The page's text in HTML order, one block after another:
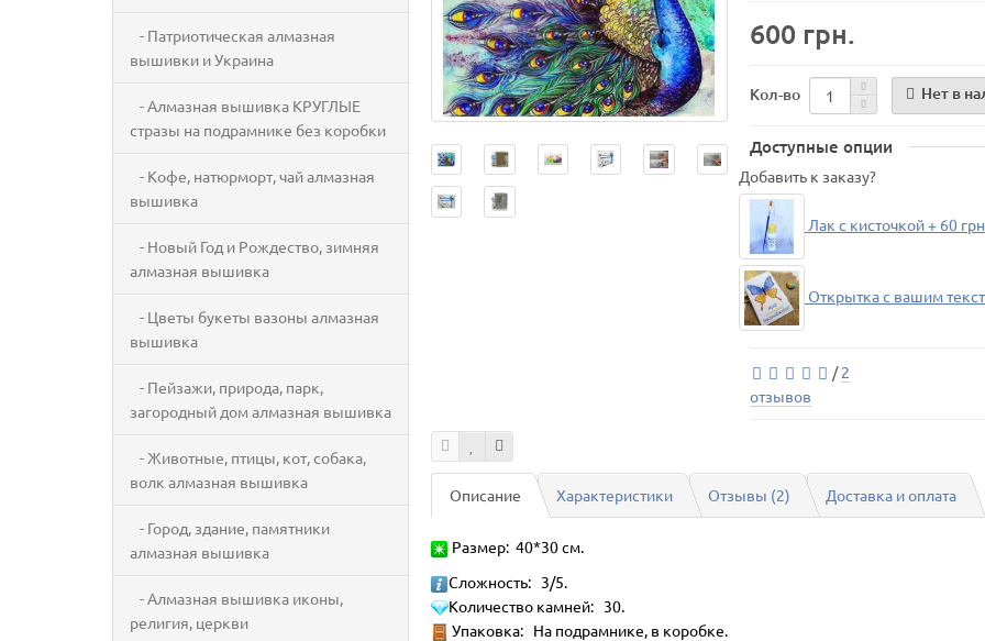
- Патриотическая алмазная
вышивки и Украина
- Алмазная вышивка КРУГЛЫЕ
стразы на подрамнике без коробки
- Кофе, натюрморт, чай алмазная
вышивка
- Новый Год и Рождество, зимняя
алмазная вышивка
- Цветы букеты вазоны алмазная
вышивка
- Пейзажи, природа, парк,
загородный дом алмазная вышивка
- Животные, птицы, кот, собака,
волк алмазная вышивка
- Город, здание, памятники
алмазная вышивка
- Алмазная вышивка иконы,
религия, церкви
600 грн.
Кол-во Нет в
Доступные опции
Добавить к заказу?
Лак с кисточкой + 60 грн
Открытка с вашим
/2
отзывов
Описание Характеристики Отзывы (2) Доставка и оплата
Размер: 40*30 см.
Сложность: 3/5.
Количество камней: 30.
Упаковка: На подрамнике, в коробке.